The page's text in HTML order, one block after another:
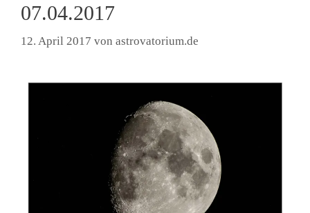
07.04.2017
12. April 2017 von astrovatorium.de